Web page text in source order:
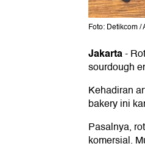
Foto: Detikcom /
Jakarta-
sourdough
Kehadiran
bakery ini
Pasalnya,
komersial.